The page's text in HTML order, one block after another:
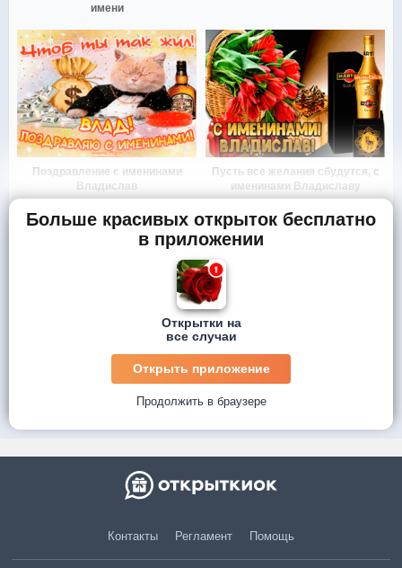
имени
Поздравление с именинами
Владислав
Пусть все желания сбудутся, с
именинами Владиславу
Больше красивых открыток бесплатно
в приложении
Открытки на
все случаи
Открыть приложение
Продолжить в браузере
Контакты Регламент Помощь